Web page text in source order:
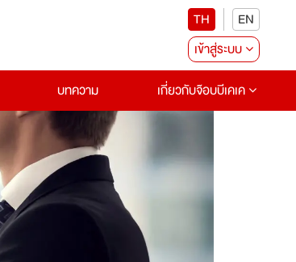
TH
EN
เข้าสู่ระบบ
บทความ เกี่ยวกับจ๊อบบีเคเค